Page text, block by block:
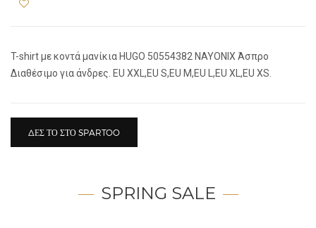
T-shirt με κοντά μανίκια HUGO 50554382 NAYONIX Άσπρο
Διαθέσιμο για άνδρες. EU XXL,EU S,EU M,EU L,EU XL,EU XS.
ΔΕΣ ΤΟ ΣΤΟ SPARTOO
SPRING SALE